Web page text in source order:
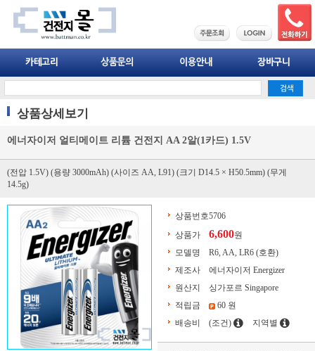
상품상세보기
에너자이저 얼티메이트 리튬 건전지 AA 2알(1카드) 1.5V
(전압 1.5V) (용량 3000mAh) (사이즈 AA, L91) (크기 D14.5 × H50.5mm) (무게
14.5g)
상품번호5706
상품가
6,600원
모델명
R6, AA, LR6 (호환)
제조사
에너자이저 Energizer
원산지
싱가포르 Singapore
적립금
60 원
배송비
(조건) 지역별